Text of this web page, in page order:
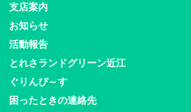
支店案内
お知らせ
活動報告
とれさランドグリーン近江
ぐりんぴ～す
困ったときの連絡先